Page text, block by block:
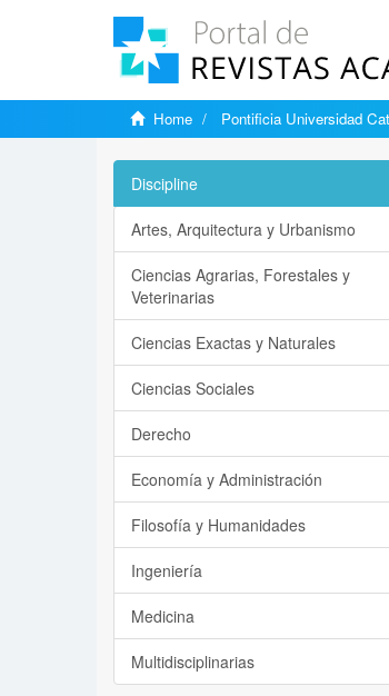
Home Pontificia Universidad
Discipline
Artes, Arquitectura y Urbanismo
Ciencias Agrarias, Forestales y
Veterinarias
Ciencias Exactas y Naturales
Ciencias Sociales
Derecho
Economía y Administración
Filosofía y Humanidades
Ingeniería
Medicina
Multidisciplinarias